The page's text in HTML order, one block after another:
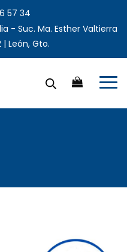
57 34
- Suc. Ma. Esther Valtierra
| León, Gto.